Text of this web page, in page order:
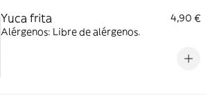
Yuca frita
4,90 €
Alérgenos: Libre de alérgenos.